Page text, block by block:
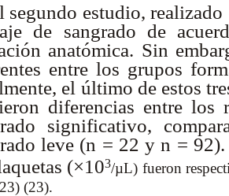
segundo estudio,
de sangrado de
anatómica. Sin
entre los grupos
el último de estos
diferencias entre los
significativo,
leve (n = 22 y n =
(×103/µL) fueron
(23).